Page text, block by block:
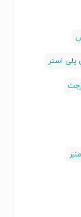
استر